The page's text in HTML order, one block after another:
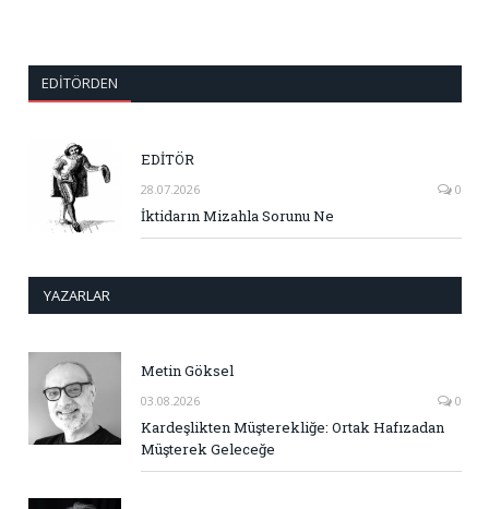
EDITÖRDEN
EDİTÖR
28.07.2026 0
İktidarın Mizahla Sorunu Ne
YAZARLAR
Metin Göksel
03.08.2026 0
Kardeşlikten Müşterekliğe: Ortak Hafızadan
Müşterek Geleceğe